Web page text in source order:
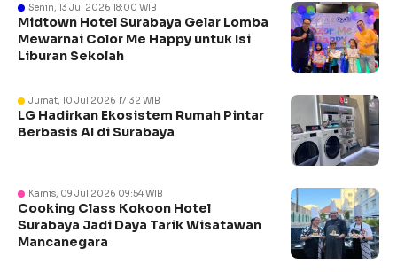
Senin, 13 Jul 2026 18:00 WIB
Midtown Hotel Surabaya Gelar Lomba
Mewarnai Color Me Happy untuk Isi
Liburan Sekolah
Jumat, 10 Jul 2026 17:32 WIB
LG Hadirkan Ekosistem Rumah Pintar
Berbasis AI di Surabaya
Kamis, 09 Jul 2026 09:54 WIB
Cooking Class Kokoon Hotel
Surabaya Jadi Daya Tarik Wisatawan
Mancanegara